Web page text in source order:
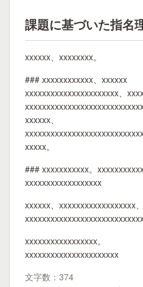
課題に基づいた指名
xxxxxx、xxxxxxxx。
### xxxxxxxxxxxx、xxxxxx
xxxxxxxxxxxxxxxxxxxxxx、
xxxxxx、
xxxxx。
### xxxxxxxxxxx。
xxxxxxxxxxxxxxxxxx
xxxxxx、xxxxxxxxxxxxxxxxxx、
xxxxxxxxxxxxxxxxx。
xxxxxxxxxxxxxxxxxxxxxx
文字数：374